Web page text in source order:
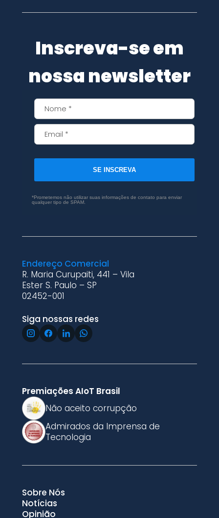
Inscreva-se em
nossa newsletter
SE INSCREVA
*Prometemos não utilizar suas informações de contato para enviar
qualquer tipo de SPAM.
Endereço Comercial
R. Maria Curupaiti, 441 – Vila
Ester S. Paulo – SP
02452-001
Siga nossas redes
Premiações AIoT Brasil
Não aceito corrupção
Admirados da Imprensa de
Tecnologia
Sobre Nós
Notícias
Opinião